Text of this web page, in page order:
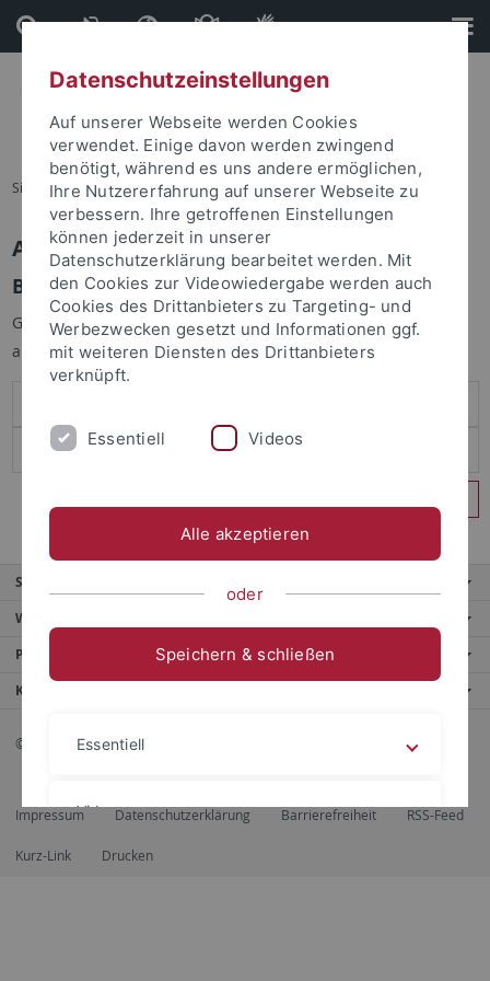
Direkt
zum
Inhalt
Direkt
zur
Fußleiste
Sie sind hier: Startseite
Anmelden
Benutzeranmeldung
Geben Sie Ihren Benutzernamen und Ihr Passwort an um sich
anzumelden:
Service
Weitere Angebote
Portale
Kontaktinfo
© 2026 Eberhard Karls Universität Tübingen, Tübingen
Impressum Datenschutzerklärung Barrierefreiheit RSS-Feed
Kurz-Link Drucken
Datenschutzeinstellungen
Auf unserer Webseite werden Cookies
verwendet. Einige davon werden zwingend
benötigt, während es uns andere ermöglichen,
Ihre Nutzererfahrung auf unserer Webseite zu
verbessern. Ihre getroffenen Einstellungen
können jederzeit in unserer
Datenschutzerklärung bearbeitet werden. Mit
den Cookies zur Videowiedergabe werden auch
Cookies des Drittanbieters zu Targeting- und
Werbezwecken gesetzt und Informationen ggf.
mit weiteren Diensten des Drittanbieters
verknüpft.
Essentiell Videos
Alle akzeptieren
oder
Speichern & schließen
Essentiell
Videos